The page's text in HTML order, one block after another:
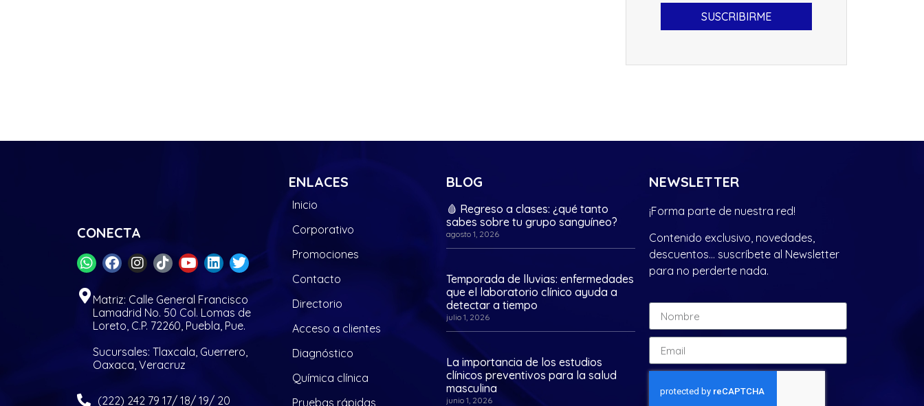
SUSCRIBIRME
CONECTA
Matriz: Calle General Francisco
Lamadrid No. 50 Col. Lomas de
Loreto, C.P. 72260, Puebla, Pue.
Sucursales: Tlaxcala, Guerrero,
Oaxaca, Veracruz
(222) 242 79 17/ 18/ 19/ 20
ENLACES
Inicio
Corporativo
Promociones
Contacto
Directorio
Acceso a clientes
Diagnóstico
Química clínica
Pruebas rápidas
BLOG
🩸 Regreso a clases: ¿qué tanto
sabes sobre tu grupo sanguíneo?
agosto 1, 2026
Temporada de lluvias: enfermedades
que el laboratorio clínico ayuda a
detectar a tiempo
julio 1, 2026
La importancia de los estudios
clínicos preventivos para la salud
masculina
junio 1, 2026
NEWSLETTER
¡Forma parte de nuestra red!
Contenido exclusivo, novedades,
descuentos… suscríbete al Newsletter
para no perderte nada.